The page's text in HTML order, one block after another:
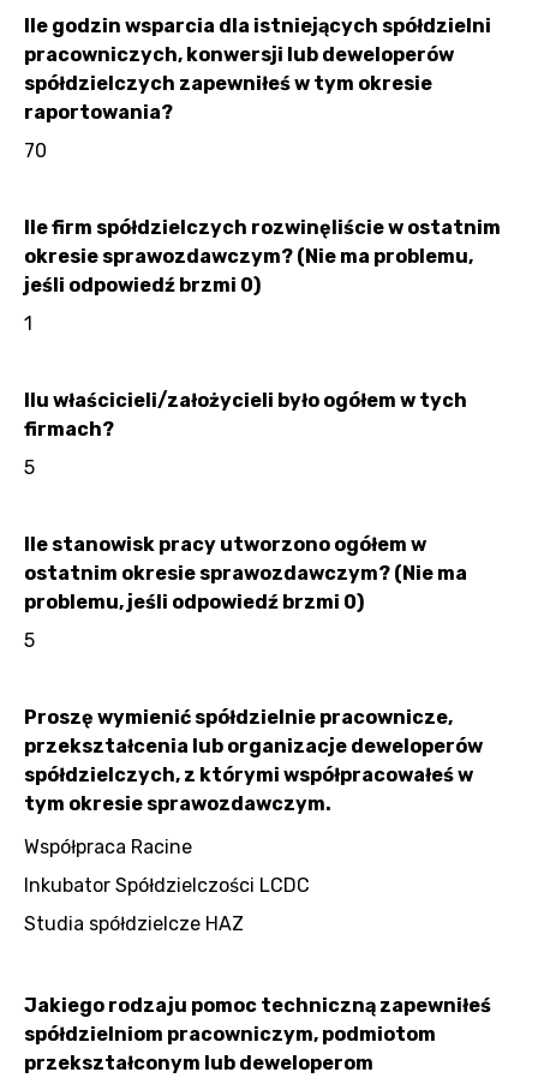
Ile godzin wsparcia dla istniejących spółdzielni
pracowniczych, konwersji lub deweloperów
spółdzielczych zapewniłeś w tym okresie
raportowania?
70
Ile firm spółdzielczych rozwinęliście w ostatnim
okresie sprawozdawczym? (Nie ma problemu,
jeśli odpowiedź brzmi 0)
1
Ilu właścicieli/założycieli było ogółem w tych
firmach?
5
Ile stanowisk pracy utworzono ogółem w
ostatnim okresie sprawozdawczym? (Nie ma
problemu, jeśli odpowiedź brzmi 0)
5
Proszę wymienić spółdzielnie pracownicze,
przekształcenia lub organizacje deweloperów
spółdzielczych, z którymi współpracowałeś w
tym okresie sprawozdawczym.
Współpraca Racine
Inkubator Spółdzielczości LCDC
Studia spółdzielcze HAZ
Jakiego rodzaju pomoc techniczną zapewniłeś
spółdzielniom pracowniczym, podmiotom
przekształconym lub deweloperom